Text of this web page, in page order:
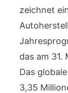
zeichnet
das am
Das
3,35